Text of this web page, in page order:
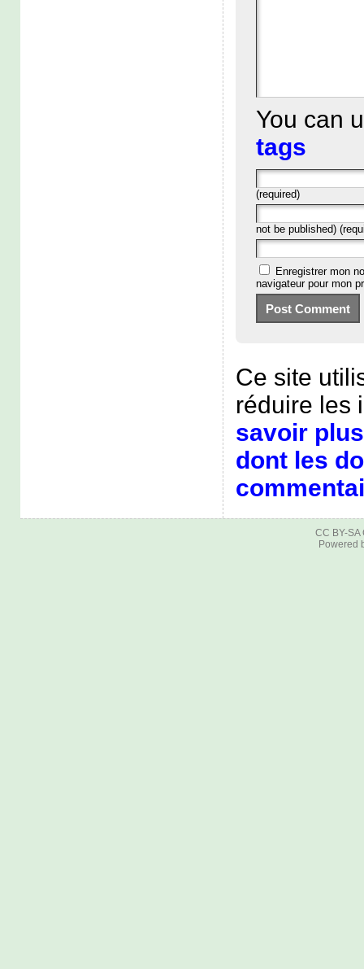
You can
tags
(required)
not be published)
Enregistrer mon
navigateur pour mon
Ce site
réduire les
savoir
dont les
CC BY-SA
Powered